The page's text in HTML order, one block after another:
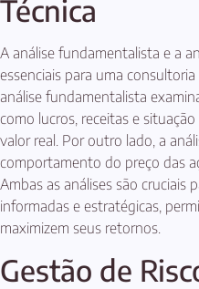
Técnica
A análise fundamentalista e a
essenciais para uma
análise fundamentalista
como lucros, receitas e
valor real. Por outro lado, a
comportamento do preço das
Ambas as análises são cruciais
informadas e estratégicas,
maximizem seus retornos.
Gestão de